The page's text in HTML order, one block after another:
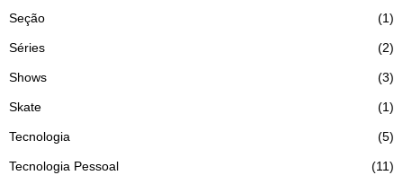
Seção 1
Séries 2
Shows 3
Skate 1
Tecnologia 5
Tecnologia Pessoal 11